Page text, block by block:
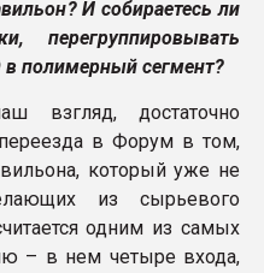
И собираетесь ли
перегруппировывать
в полимерный сегмент?
взгляд, достаточно
в Форум в том,
который уже не
из сырьевого
одним из самых
– в нем четыре входа,